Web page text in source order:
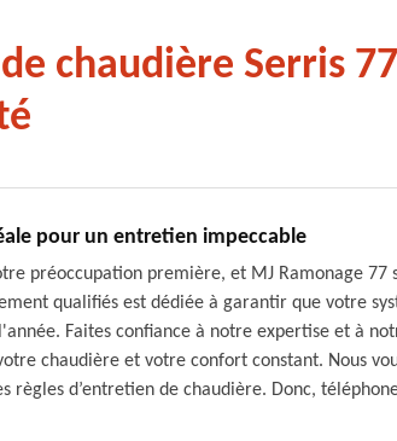
chaudière Serris
pour un entretien impeccable
préoccupation première, et MJ Ramonage 77
qualifiés est dédiée à garantir que votre
Faites confiance à notre expertise et à
chaudière et votre confort constant. Nous
règles d’entretien de chaudière. Donc,